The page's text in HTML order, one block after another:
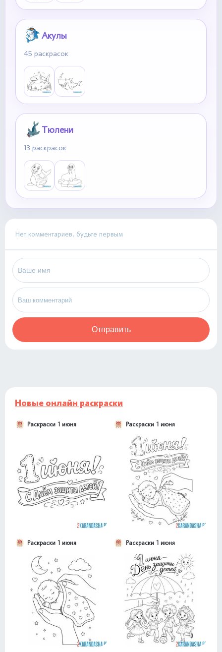
Акулы
45 раскрасок
Тюлени
13 раскрасок
Нет комментариев, будьте первым
Отправить
Новые онлайн раскраски
Раскраски 1 июня Раскраски 1 июня
Раскраски 1 июня Раскраски 1 июня